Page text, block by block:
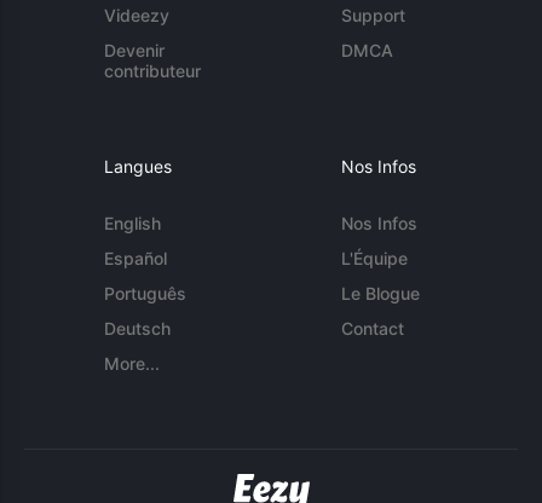
Videezy
Devenir
contributeur
Support
DMCA
Langues
English
Español
Português
Deutsch
More...
Nos Infos
Nos Infos
L'Équipe
Le Blogue
Contact